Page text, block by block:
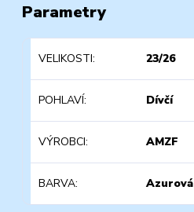
Parametry
VELIKOSTI 23/26
POHLAVÍ Dívčí
VÝROBCI AMZF
BARVA Azurová